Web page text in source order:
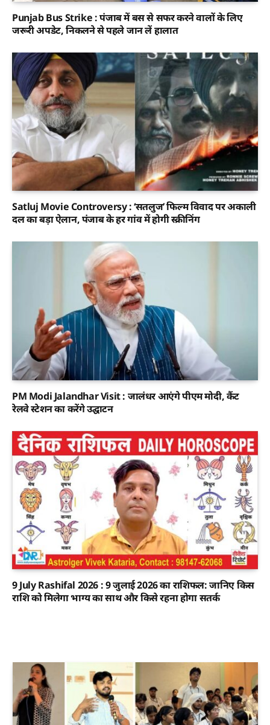
Punjab Bus Strike : पंजाब में बस से सफर करने वालों के लिए
जरूरी अपडेट, निकलने से पहले जान लें हालात
Satluj Movie Controversy : ‘सतलुज’ फिल्म विवाद पर अकाली
दल का बड़ा ऐलान, पंजाब के हर गांव में होगी स्क्रीनिंग
PM Modi Jalandhar Visit : जालंधर आएंगे पीएम मोदी, कैंट
रेलवे स्टेशन का करेंगे उद्घाटन
9 July Rashifal 2026 : 9 जुलाई 2026 का राशिफल: जानिए किस
राशि को मिलेगा भाग्य का साथ और किसे रहना होगा सतर्क